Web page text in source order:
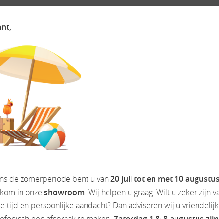
ruime salon
en functioneel
bergruimte en multimediacomfort aan boord
rijstrookassistentie en noodremassistentie.
20 years.
de zomerperiode bent u van 20 juli tot en met 10 augustus
in onze showroom. Wij helpen u graag. Wilt u zeker zijn
tijd en persoonlijke aandacht? Dan adviseren wij u